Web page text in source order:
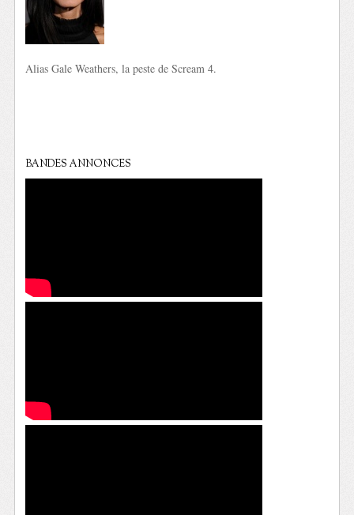
Alias Gale Weathers, la peste de Scream 4.
BANDES ANNONCES